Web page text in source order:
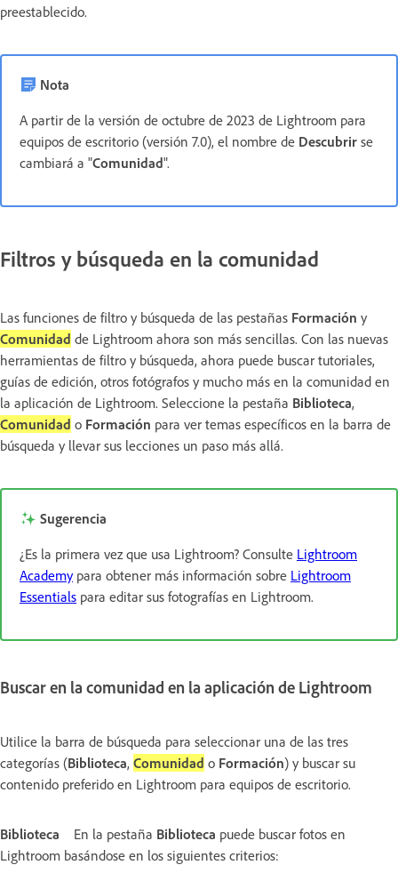
preestablecido.
Nota
A partir de la versión de octubre de 2023 de Lightroom para
equipos de escritorio (versión 7.0), el nombre de Descubrir se
cambiará a "Comunidad".
Filtros y búsqueda en la comunidad
Las funciones de filtro y búsqueda de las pestañas Formación y
Comunidad de Lightroom ahora son más sencillas. Con las nuevas
herramientas de filtro y búsqueda, ahora puede buscar tutoriales,
guías de edición, otros fotógrafos y mucho más en la comunidad en
la aplicación de Lightroom. Seleccione la pestaña Biblioteca,
Comunidad o Formación para ver temas específicos en la barra de
búsqueda y llevar sus lecciones un paso más allá.
Sugerencia
¿Es la primera vez que usa Lightroom? Consulte Lightroom
Academypara obtener más información sobre Lightroom
Essentials para editar sus fotografías en Lightroom.
Buscar en la comunidad en la aplicación de Lightroom
Utilice la barra de búsqueda para seleccionar una de las tres
categorías (Biblioteca, Comunidad o Formación) y buscar su
contenido preferido en Lightroom para equipos de escritorio.
Biblioteca En la pestaña Biblioteca puede buscar fotos en
Lightroom basándose en los siguientes criterios: